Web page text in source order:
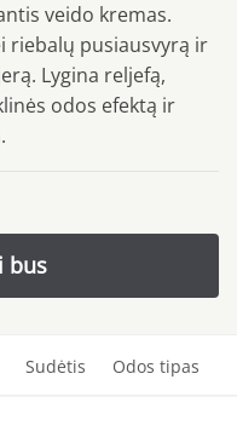
veido kremas.
riebalų pusiausvyrą ir
Lygina reljefą,
odos efektą ir
Sudėtis Odos tipas